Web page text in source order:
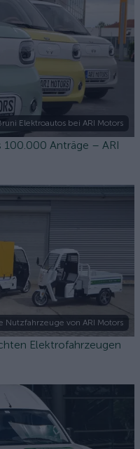
Elektroautos bei ARI Motors
Anträge – ARI
Nutzfahrzeuge von ARI Motors
Elektrofahrzeugen